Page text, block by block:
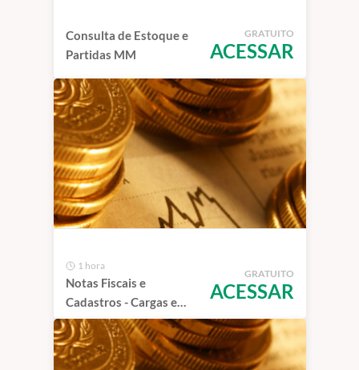
Consulta de Estoque e
Partidas MM
GRATUITO
ACESSAR
1 hora
Notas Fiscais e
Cadastros - Cargas e
Importação no SAP
GRATUITO
ACESSAR